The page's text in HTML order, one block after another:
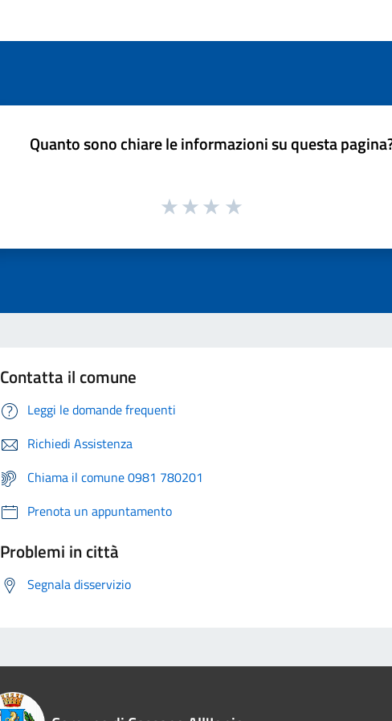
Quanto sono chiare le informazioni su questa
Contatta il comune
Leggi le domande frequenti
Richiedi Assistenza
Chiama il comune 0981 780201
Prenota un appuntamento
Problemi in città
Segnala disservizio